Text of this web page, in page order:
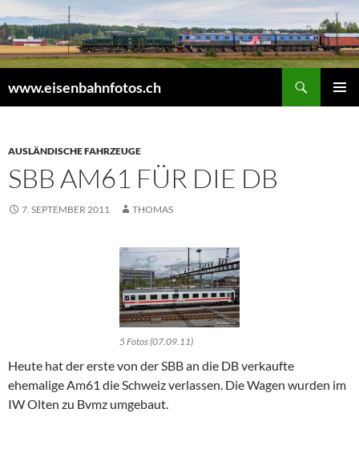
Inhalt
springen
www.eisenbahnfotos.ch
AUSLÄNDISCHE FAHRZEUGE
SBB AM61 FÜR DIE DB
7. SEPTEMBER 2011 THOMAS
5 Fotos (07.09.11)
Heute hat der erste von der SBB an die DB verkaufte
ehemalige Am61 die Schweiz verlassen. Die Wagen wurden im
IW Olten zu Bvmz umgebaut.